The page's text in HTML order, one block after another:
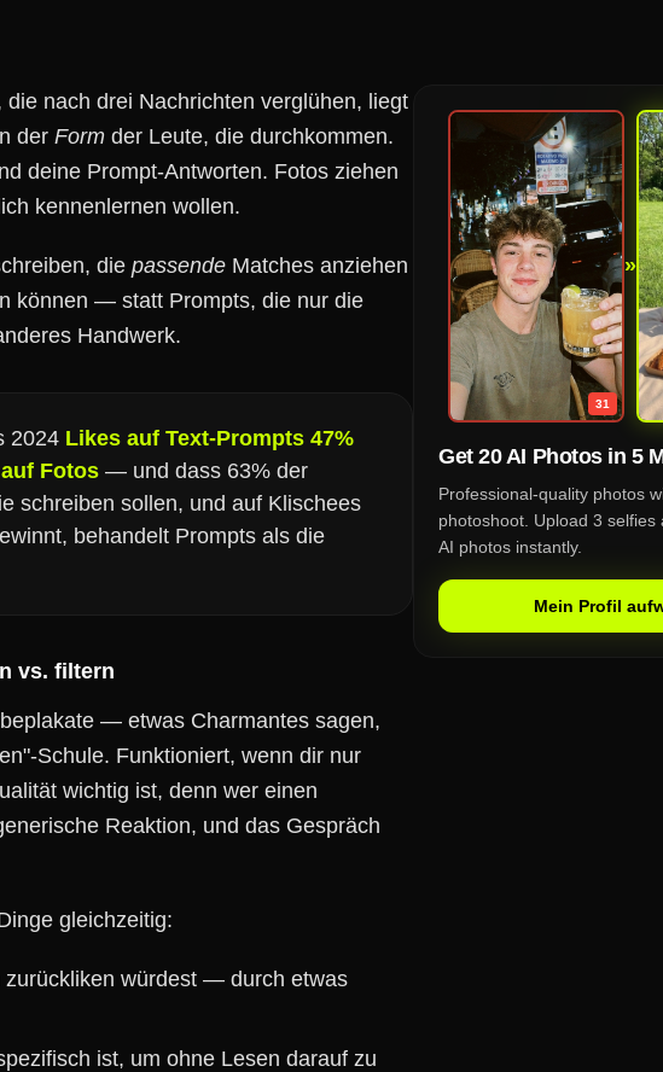
nach drei Nachrichten verglühen, liegt
der Form der Leute, die durchkommen.
deine Prompt-Antworten. Fotos ziehen
kennenlernen wollen.
die passende Matches anziehen
können — statt Prompts, die nur die
Handwerk.
2024 Likes auf Text-Prompts 47%
Fotos — und dass 63% der
schreiben sollen, und auf Klischees
behandelt Prompts als die
vs. filtern
— etwas Charmantes sagen,
Schule. Funktioniert, wenn dir nur
wichtig ist, denn wer einen
Reaktion, und das Gespräch
gleichzeitig:
würdest — durch etwas
ist, um ohne Lesen darauf zu
31
»
Get 20 AI Photos in 5
Professional-quality photos
photoshoot. Upload 3
AI photos instantly.
Mein Profil